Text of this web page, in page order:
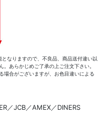
なりますので、不良品、商品送付違い以
あらかじめご了承の上ご注文下さい。
場合がございますが、お色目違いによる
／JCB／AMEX／DINERS